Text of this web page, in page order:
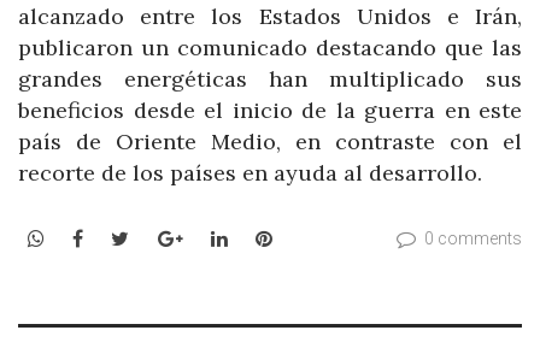
alcanzado entre los Estados Unidos e Irán,
publicaron un comunicado destacando que las
grandes energéticas han multiplicado sus
beneficios desde el inicio de la guerra en este
país de Oriente Medio, en contraste con el
recorte de los países en ayuda al desarrollo.
WhatsApp
Facebook
TwitterGoogle+LinkedInPinterest 0 comments